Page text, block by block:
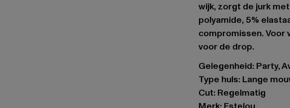
wijk, zorgt de jurk
polyamide, 5%
compromissen. Voor
voor de drop.
Gelegenheid: Party,
Type huls: Lange
Cut: Regelmatig